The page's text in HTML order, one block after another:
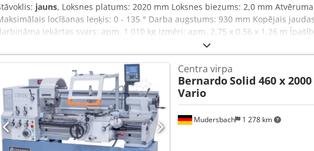
jauns, Loksnes platums: 2020 mm Loksnes biezums: 2,0 mm
locīšanas leņķis: 0 - 135 ° Darba augstums: 930 mm Kopējais
Iekārtas svars: apm. 1 010 kg Izmēri: apm. 2,75 x 0,56 x 1,26 m
šarnīra locīšanas iekārta - Precīza augšējā skava ar plakanu vadotni - Manuāli
- Robustā tērauda metinājumā konstrukcija paredzēta lielām slodzēm -
augstu sagatavju apstrādei - Pēc izvēles pieejams aizmugurējais atbalsts
vienkārša locīšana ar rokturi Djdpfx Acjxaaanezeck - Sagataves nostiprināšana
Mudersbach 1 278 km
Centra virpa
BernardoSolid 460 x
Vario